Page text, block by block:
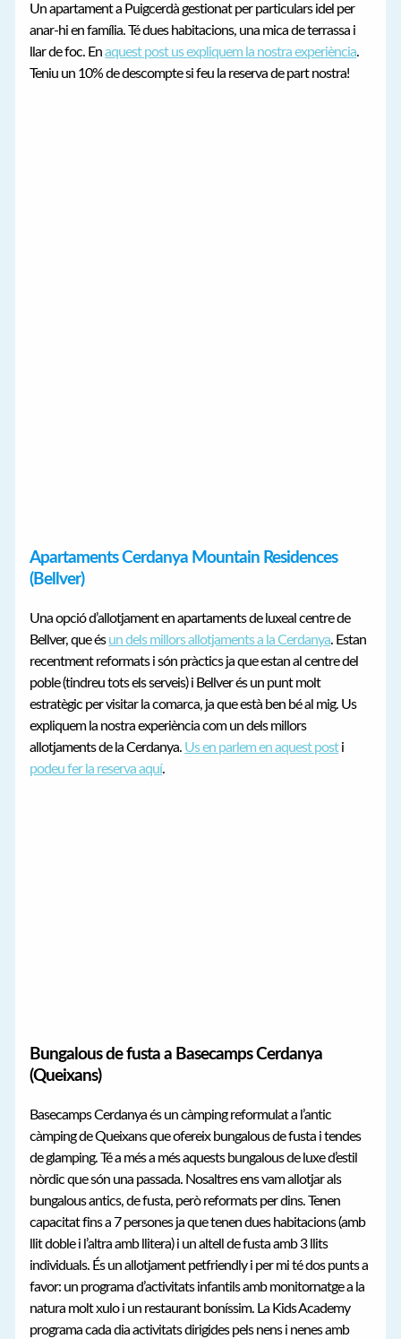
Un apartament a Puigcerdà gestionat per particulars idel per
anar-hi en família. Té dues habitacions, una mica de terrassa i
llar de foc. Enaquest post us expliquem la nostra experiència.
Teniu un 10% de descompte si feu la reserva de part nostra!
Apartaments Cerdanya Mountain Residences
(Bellver)
Una opció d’allotjament en apartaments de luxeal centre de
Bellver, que ésun dels millors allotjaments a la Cerdanya. Estan
recentment reformats i són pràctics ja que estan al centre del
poble (tindreu tots els serveis) i Bellver és un punt molt
estratègic per visitar la comarca, ja que està ben bé al mig. Us
expliquem la nostra experiència com un dels millors
allotjaments de la Cerdanya. Us en parlem en aquest posti
podeu fer la reserva aquí.
Bungalous de fusta a Basecamps Cerdanya
(Queixans)
Basecamps Cerdanya és un càmping reformulat a l’antic
càmping de Queixans que ofereix bungalous de fusta i tendes
de glamping. Té a més a més aquests bungalous de luxe d’estil
nòrdic que són una passada. Nosaltres ens vam allotjar als
bungalous antics, de fusta, però reformats per dins. Tenen
capacitat fins a 7 persones ja que tenen dues habitacions (amb
llit doble i l’altra amb llitera) i un altell de fusta amb 3 llits
individuals. És un allotjament petfriendly i per mi té dos punts a
favor: un programa d’activitats infantils amb monitornatge a la
natura molt xulo i un restaurant boníssim. La Kids Academy
programa cada dia activitats dirigides pels nens i nenes amb